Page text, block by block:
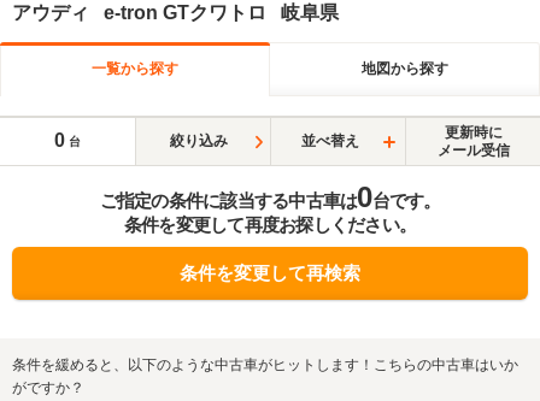
アウディ e-tron GTクワトロ 岐阜県
一覧から探す 地図から探す
0 台 絞り込み 並べ替え
更新時に
メール受信
ご指定の条件に該当する中古車は0台です。
条件を変更して再度お探しください。
条件を変更して再検索
条件を緩めると、以下のような中古車がヒットします！こちらの中古車はいか
がですか？